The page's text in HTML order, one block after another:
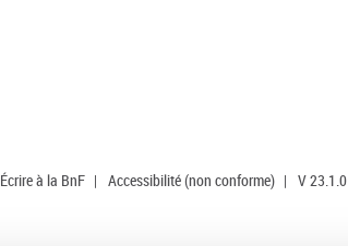
Écrire à la BnF | Accessibilité (non conforme) | V 23.1.0